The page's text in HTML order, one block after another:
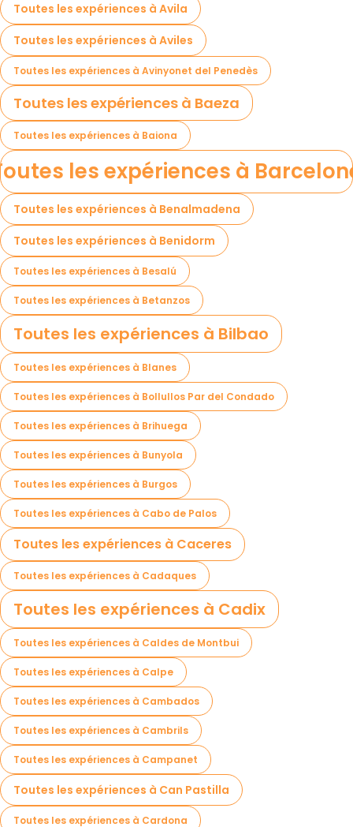
Toutes les expériences à Avila
Toutes les expériences à Aviles
Toutes les expériences à Avinyonet del Penedès
Toutes les expériences à Baeza
Toutes les expériences à Baiona
les expériences à
Toutes les expériences à Benalmadena
Toutes les expériences à Benidorm
Toutes les expériences à Besalú
Toutes les expériences à Betanzos
Toutes les expériences à Bilbao
Toutes les expériences à Blanes
Toutes les expériences à Bollullos Par del Condado
Toutes les expériences à Brihuega
Toutes les expériences à Bunyola
Toutes les expériences à Burgos
Toutes les expériences à Cabo de Palos
Toutes les expériences à Caceres
Toutes les expériences à Cadaques
Toutes les expériences à Cadix
Toutes les expériences à Caldes de Montbui
Toutes les expériences à Calpe
Toutes les expériences à Cambados
Toutes les expériences à Cambrils
Toutes les expériences à Campanet
Toutes les expériences à Can Pastilla
Toutes les expériences à Cardona